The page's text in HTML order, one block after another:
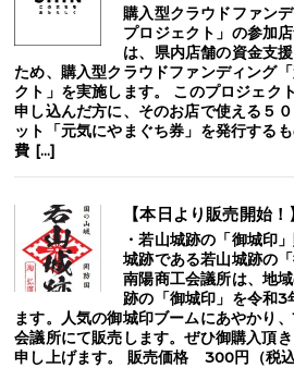
購入型クラウドファン
プロジェクト」の参加
は、県内店舗の資金支
ため、購入型クラウドファンディング
クト」を実施します。 このプロジェク
申し込んだ方に、そのお店で使える５
ット「元気にやまぐち券」を発行する
費 […]
【本日より販売開始
・若山城跡の「御城印
城跡である若山城跡の
南陽商工会議所は、地
跡の「御城印」を令和3
ます。人気の御城印ブームにあやかり
会議所にて販売します。ぜひ御購入頂
申し上げます。 販売価格 300円（税